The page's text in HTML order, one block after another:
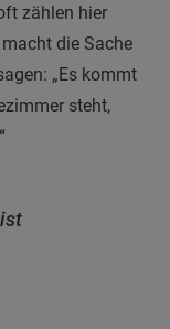
zählen hier
die Sache
„Es kommt
steht,